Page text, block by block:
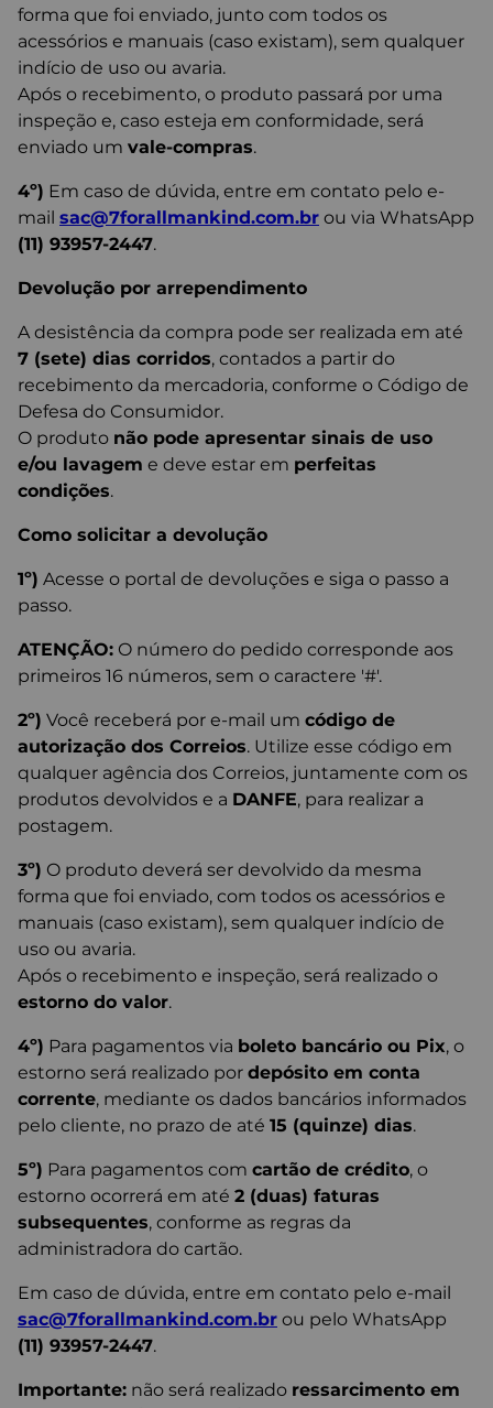
forma que foi enviado, junto com todos os
acessórios e manuais (caso existam), sem qualquer
indício de uso ou avaria.
Após o recebimento, o produto passará por uma
inspeção e, caso esteja em conformidade, será
enviado um vale-compras.
4º) Em caso de dúvida, entre em contato pelo e-
mail sac@7forallmankind.com.br ou via WhatsApp
(11) 93957-2447.
Devolução por arrependimento
A desistência da compra pode ser realizada em até
7 (sete) dias corridos, contados a partir do
recebimento da mercadoria, conforme o Código de
Defesa do Consumidor.
O produto não pode apresentar sinais de uso
e/ou lavagem e deve estar em perfeitas
condições.
Como solicitar a devolução
1º) Acesse o portal de devoluções e siga o passo a
passo.
ATENÇÃO: O número do pedido corresponde aos
primeiros 16 números, sem o caractere '#'.
2º) Você receberá por e-mail um código de
autorização dos Correios. Utilize esse código em
qualquer agência dos Correios, juntamente com os
produtos devolvidos e a DANFE, para realizar a
postagem.
3º) O produto deverá ser devolvido da mesma
forma que foi enviado, com todos os acessórios e
manuais (caso existam), sem qualquer indício de
uso ou avaria.
Após o recebimento e inspeção, será realizado o
estorno do valor.
4º) Para pagamentos via boleto bancário ou Pix, o
estorno será realizado por depósito em conta
corrente, mediante os dados bancários informados
pelo cliente, no prazo de até 15 (quinze) dias.
5º) Para pagamentos com cartão de crédito, o
estorno ocorrerá em até 2 (duas) faturas
subsequentes, conforme as regras da
administradora do cartão.
Em caso de dúvida, entre em contato pelo e-mail
sac@7forallmankind.com.br ou pelo WhatsApp
(11) 93957-2447.
Importante: não será realizado ressarcimento em